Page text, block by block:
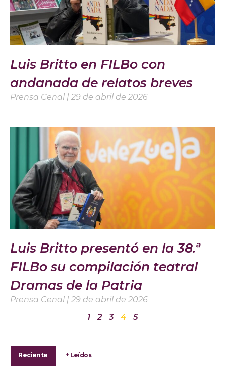
Luis Britto en FILBo con
andanada de relatos breves
Prensa Cenal 29 de abril de 2026
Luis Britto presentó en la 38.ª
FILBo su compilación teatral
Dramas de la Patria
Prensa Cenal
29 de abril de 2026
1
2 3 4 5
Reciente
+ Leídos